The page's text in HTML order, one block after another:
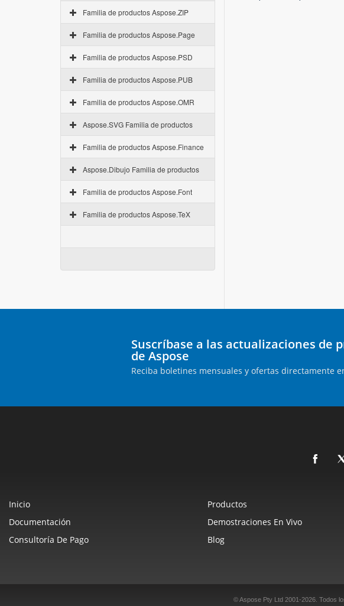
Familia de productos Aspose.ZIP
Familia de productos Aspose.Page
Familia de productos Aspose.PSD
Familia de productos Aspose.PUB
Familia de productos Aspose.OMR
Aspose.SVG Familia de productos
Familia de productos Aspose.Finance
Aspose.Dibujo Familia de productos
Familia de productos Aspose.Font
Familia de productos Aspose.TeX
Suscríbase a las actualizaciones de
de Aspose
Reciba boletines mensuales y ofertas directamente
Inicio Productos
Documentación
Demostraciones En Vivo
Consultoría De Pago
Blog
© Aspose Pty Ltd 2001-2026. Todos